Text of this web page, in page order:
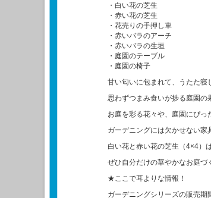
・白い花の芝生
・赤い花の芝生
・花売りの手押し車
・赤いバラのアーチ
・赤いバラの生垣
・庭園のテーブル
・庭園の椅子
甘い匂いに包まれて、うたた寝
思わずつまみ食いが捗る庭園の
お庭を彩る花々や、庭園にぴっ
ガーデニングには欠かせない家
白い花と赤い花の芝生（4×4）
ぜひ自分だけの華やかなお庭づ
★ここで耳よりな情報！
ガーデニングシリーズの販売期